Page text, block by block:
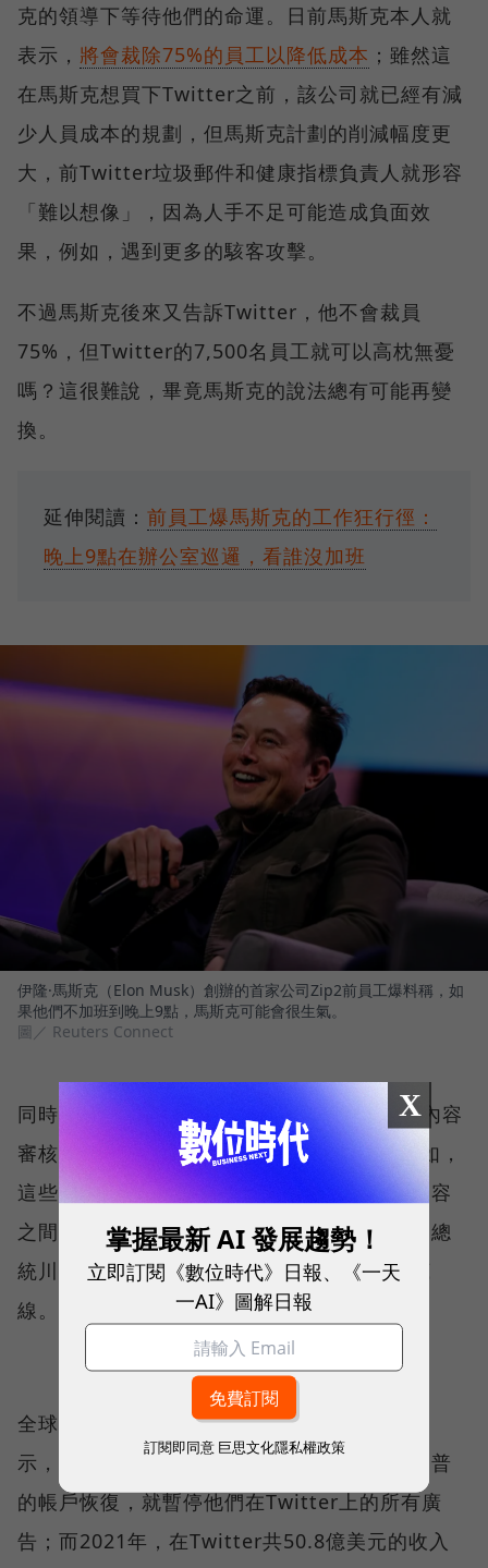
克的領導下等待他們的命運。日前馬斯克本人就
表示， 將會裁除75%的員工以降低成本 ；雖然這
在馬斯克想買下Twitter之前，該公司就已經有減
少人員成本的規劃，但馬斯克計劃的削減幅度更
大，前Twitter垃圾郵件和健康指標負責人就形容
「難以想像」，因為人手不足可能造成負面效
果，例如，遇到更多的駭客攻擊。
不過馬斯克後來又告訴Twitter，他不會裁員
75%，但Twitter的7,500名員工就可以高枕無憂
嗎？這很難說，畢竟馬斯克的說法總有可能再變
換。
延伸閱讀： 前員工爆馬斯克的工作狂行徑：
晚上9點在辦公室巡邏，看誰沒加班
伊隆·馬斯克（Elon Musk）創辦的首家公司Zip2前員工爆料稱，如
果他們不加班到晚上9點，馬斯克可能會很生氣。
圖／ Reuters Connect
同時，在Twitter上的廣告商擔心馬斯克降低內容
審核的門檻，將會影響他們的廣告收益──例如，
這些廣告可能被投放在不適當的內容或帳號內容
之間；又或者，馬斯克也曾表示將恢復前美國總
統川普的推特帳號，這又觸碰到許多品牌的底
線。
全球領先廣告機構GroupM的相關負責人就表
示，大約十幾個的客戶已告訴該機構，如果川普
的帳戶恢復，就暫停他們在Twitter上的所有廣
告；而2021年，在Twitter共50.8億美元的收入
X
掌握最新 AI 發展趨勢！
立即訂閱《數位時代》日報、《一天
一AI》圖解日報
訂閱即同意 巨思文化隱私權政策